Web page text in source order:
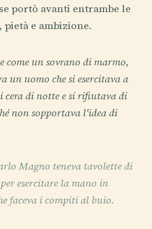
portò avanti entrambe le
pietà e ambizione.
come un sovrano di marmo,
un uomo che si esercitava a
cera di notte e si rifiutava di
non sopportava l'idea di
Magno teneva tavolette di
esercitare la mano in
faceva i compiti al buio.